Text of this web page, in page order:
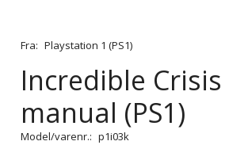
Fra: Playstation 1 (PS1)
Incredible Crisis
manual (PS1)
Model/varenr.: p1i03k